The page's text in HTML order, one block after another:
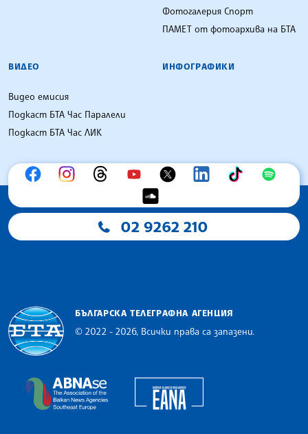
Фотогалерия Спорт
ПАМЕТ от фотоархива на БТА
ВИДЕО
Видео емисия
Подкаст БТА Час Паралели
Подкаст БТА Час ЛИК
ИНФОГРАФИКИ
02 9262 210
БЪЛГАРСКА ТЕЛЕГРАФНА АГЕНЦИЯ
© 2022 - 2026, Всички права са запазени.
The Assocoation of the Balkan News Agencies